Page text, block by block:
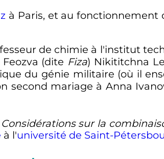
à Paris, et au fonctionnement
de chimie à l'institut
(dite Fiza) Nikititchna
du génie militaire (où il
second mariage à Anna
Considérations sur la
à l'université de Saint-